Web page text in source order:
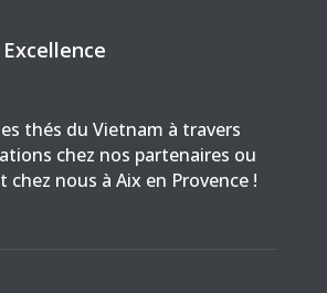
Excellence
thés du Vietnam à travers
chez nos partenaires ou
chez nous à Aix en Provence !